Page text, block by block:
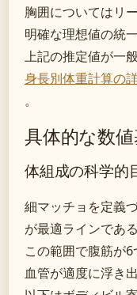
胸囲についてはリ
明確な理想値の統
上記の推定値が一
身長別体重計算の
。
具体的な数
体組成の科学的
細マッチョを定義
が最適ラインである
この範囲で腹筋が6
血管が適度に浮き